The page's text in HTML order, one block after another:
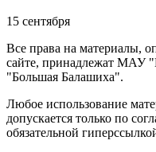
15 сентября
Все права на материалы,
сайте, принадлежат МАУ
"Большая Балашиха".
Любое использование
допускается только по
обязательной